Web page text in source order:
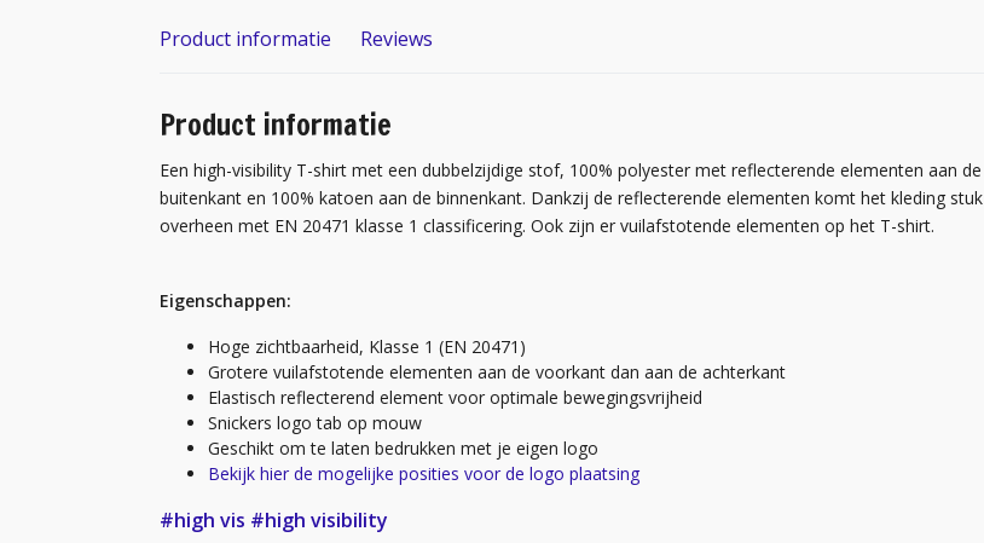
Product informatie Reviews
Product informatie
Een high-visibility T-shirt met een dubbelzijdige stof, 100% polyester met reflecterende elementen aan de
buitenkant en 100% katoen aan de binnenkant. Dankzij de reflecterende elementen komt het kleding stuk
overheen met EN 20471 klasse 1 classificering. Ook zijn er vuilafstotende elementen op het T-shirt.
Eigenschappen:
Hoge zichtbaarheid, Klasse 1 (EN 20471)
Grotere vuilafstotende elementen aan de voorkant dan aan de achterkant
Elastisch reflecterend element voor optimale bewegingsvrijheid
Snickers logo tab op mouw
Geschikt om te laten bedrukken met je eigen logo
Bekijk hier de mogelijke posities voor de logo plaatsing
#high vis #high visibility